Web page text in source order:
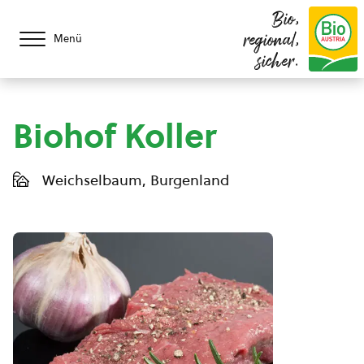
Menü
Bio,
regional,
sicher.
Biohof Koller
Weichselbaum, Burgenland